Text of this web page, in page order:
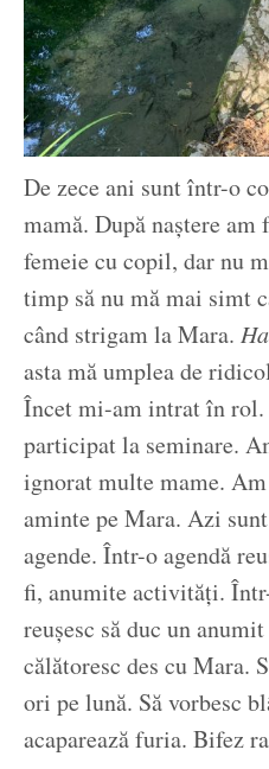
De zece ani sunt într-o
mamă. După naștere am
femeie cu copil, dar nu
timp să nu mă mai simt
când strigam la Mara.
asta mă umplea de
Încet mi-am intrat în
participat la seminare.
ignorat multe mame.
aminte pe Mara. Azi
agende. Într-o agendă
fi, anumite activități.
reușesc să duc un
călătoresc des cu Mara.
ori pe lună. Să vorbesc
acaparează furia. Bifez